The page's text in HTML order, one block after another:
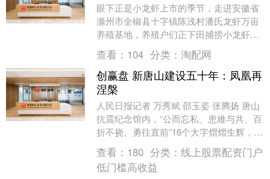
眼下正是小龙虾上市的季节，走进安徽省
滁州市全椒县十字镇陈浅村潘氏龙虾万亩
养殖基地，养殖户们正下田捕捞小龙虾。
收笼、倒虾、入桶……一连串动作麻利娴
熟，不一会儿，水....
查看： 104 分类： 淘配网
创赢盘 新唐山建设五十年：凤凰再
涅槃
人民日报记者 万秀斌 邵玉姿 张腾扬 唐山
抗震纪念馆内，“公而忘私、患难与共、百
折不挠、勇往直前”16个大字熠熠生辉，镌
刻着1976年抗震救灾的精神力量，见证
着....
查看： 180 分类： 线上股票配资门户
低门槛高收益